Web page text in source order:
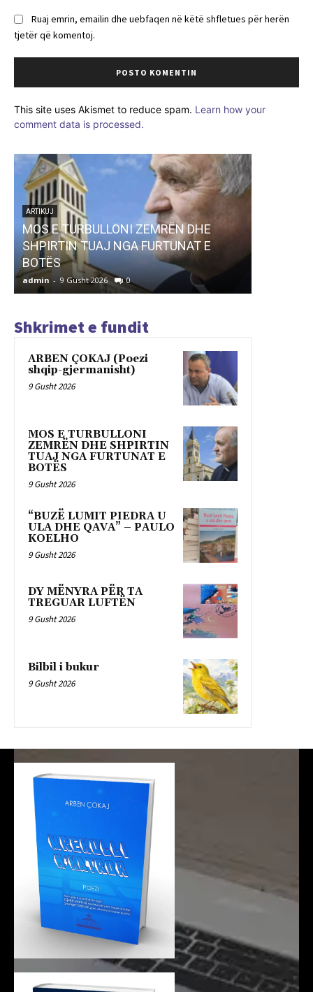
Ruaj emrin, emailin dhe uebfaqen në këtë shfletues për herën
tjetër që komentoj.
This site uses Akismet to reduce spam. Learn how your
comment data is processed.
ARTIKUJ
MOS E TURBULLONI ZEMRËN DHE
SHPIRTIN TUAJ NGA FURTUNAT E
BOTËS
admin - 9 Gusht 2026 0
Shkrimet e fundit
ARBEN ÇOKAJ (Poezi
shqip-gjermanisht)
9 Gusht 2026
MOS E TURBULLONI
ZEMRËN DHE SHPIRTIN
TUAJ NGA FURTUNAT E
BOTËS
9 Gusht 2026
“BUZË LUMIT PIEDRA U
ULA DHE QAVA” – PAULO
KOELHO
9 Gusht 2026
DY MËNYRA PËR TA
TREGUAR LUFTËN
9 Gusht 2026
Bilbil i bukur
9 Gusht 2026